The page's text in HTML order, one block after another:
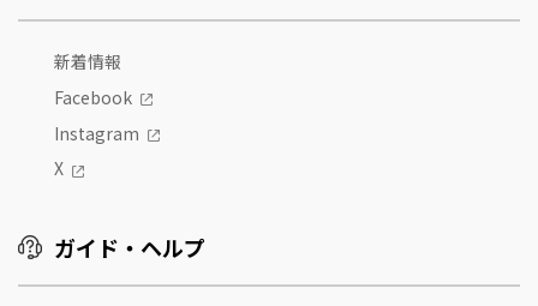
新着情報
Facebook
Instagram
X
ガイド・ヘルプ